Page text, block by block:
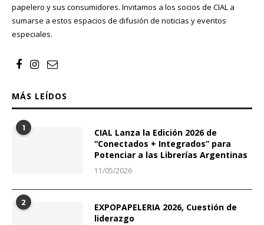
papelero y sus consumidores. Invitamos a los socios de CIAL a
sumarse a estos espacios de difusión de noticias y eventos
especiales.
MÁS LEÍDOS
1
CIAL Lanza la Edición 2026 de
“Conectados + Integrados” para
Potenciar a las Librerías Argentinas
11/05/2026
2
EXPOPAPELERIA 2026, Cuestión de
liderazgo